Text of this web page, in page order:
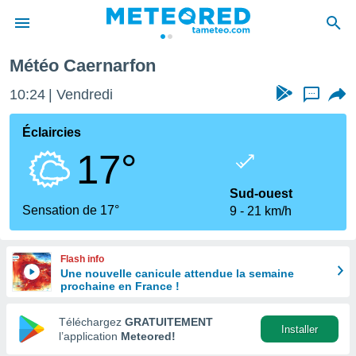
de
en
Météo Caernarfon
10:24 Vendredi ...
Éclaircies
17°
Sensation de 17°
Sud-ouest
9
21 km/h
Flash info
Une nouvelle canicule attendue la semaine
prochaine en France !
Téléchargez GRATUITEMENT
l’application Meteored!
Installer